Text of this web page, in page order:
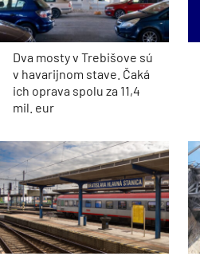
Dva mosty v Trebišove sú
v havarijnom stave. Čaká
ich oprava spolu za 11,4
mil. eur